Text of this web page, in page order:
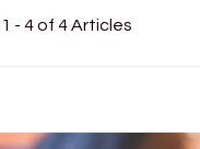
- 4 of 4 Articles